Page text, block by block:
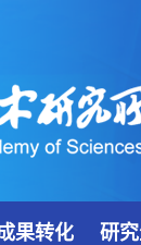
果转化 研